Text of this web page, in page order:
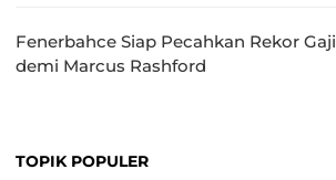
Fenerbahce Siap Pecahkan Rekor Gaji
demi Marcus Rashford
TOPIK POPULER